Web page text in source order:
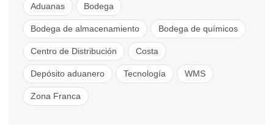
Aduanas Bodega
Bodega de almacenamiento Bodega de químicos
Centro de Distribución Costa
Depósito aduanero Tecnología WMS
Zona Franca